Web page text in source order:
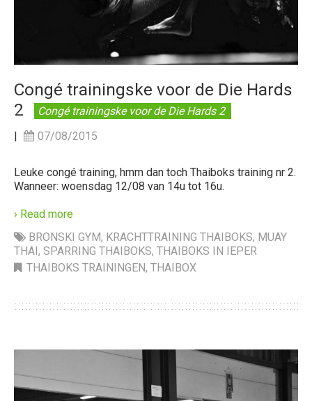
Congé trainingske voor de Die Hards
2
Congé trainingske voor de Die Hards 2
|
07/08/2015
Leuke congé training, hmm dan toch Thaiboks training nr 2.
Wanneer: woensdag 12/08 van 14u tot 16u.
› Read more
BRONSKI GYM, KRACHTTRAINING THAIBOKS, MUAY
THAI, SPARRING THAIBOKS, THAIBOKS IN IEPER
THAIBOKS TRAININGEN, THAIBOX